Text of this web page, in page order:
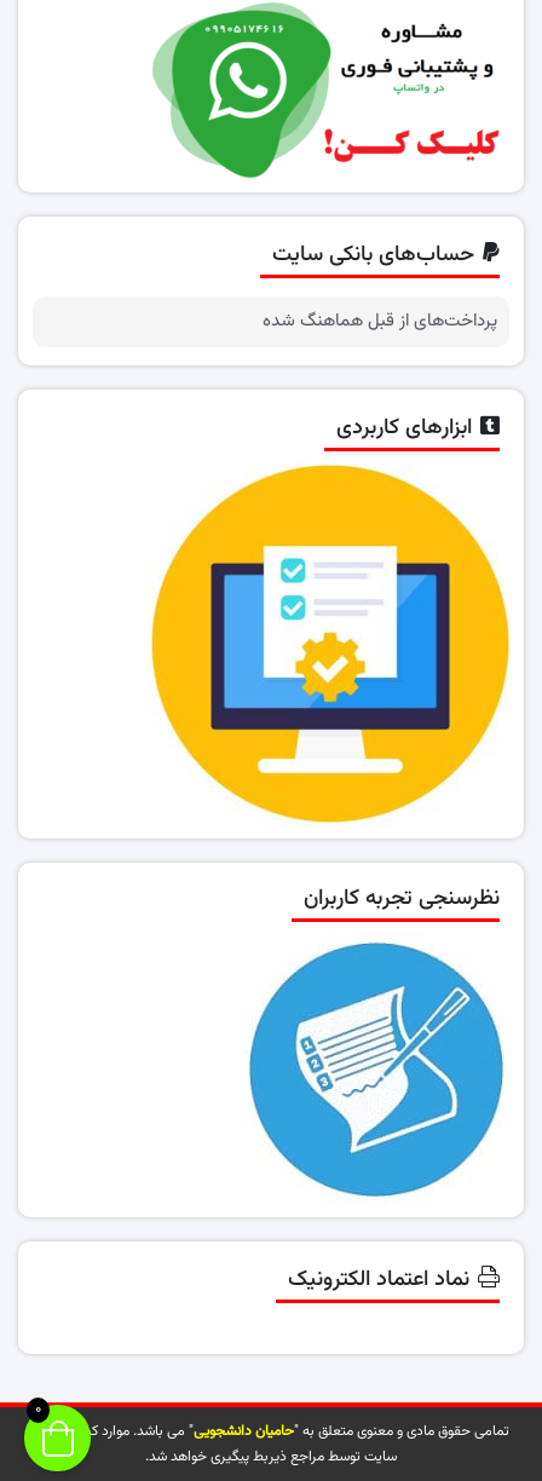
حساب‌های بانکی سایت
پرداخت‌های از قبل هماهنگ شده
ابزارهای کاربردی
نظرسنجی تجربه کاربران
نماد اعتماد الکترونیک
تمامی حقوق مادی و معنوی متعلق به "حامیان دانشجویی" می باشد. موارد کپی شده از
سایت توسط مراجع ذیربط پیگیری خواهد شد.
0